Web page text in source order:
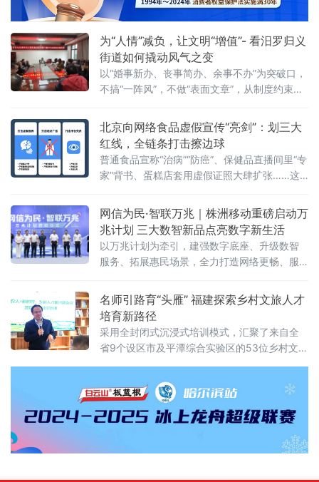
为“人情”减负，让文明“增值”- 看汨罗归义
街道如何撬动风气之变
以“婚事新办、丧事简办、余事不办”为突破口，
不搞“一阵风”，不做“表面文章”，从制度约束到
常，走出一条系统化、常态化的移
北京向网络食品虚假宣传“亮剑”：划三大
红线，全链条打击擦边球
普通食品宣称“治病”“防癌”、保健品直播间里“专
家”背书、蛋糕店套用虚假证照大肆扩张……这
从源头到终端的精准打击。近日，北京市市场
监管局在全市范围内启动网络食品销售虚假宣
传专项整治行动，围绕网络食品销售全链条，
划设虚假商业营销、虚假违法广告、平台及直
播相关违法行为三大类“红线”，严厉查处各类虚
网信为民·智联万兆｜株洲移动重磅启动万
兆计划 三大数智新品点亮数字新生活
以万兆计划为牵引，建强数字底座、升级数智
服务、拓展惠民场景，全力打造网络更畅、服
贡献移动力量！
名师引路育“头雁” 福建探索乡村文旅人才
培育新路径
采用全封闭式沉浸式培训模式，汇聚了来自全
省9个设区市及平潭综合实验区的53位乡村文旅